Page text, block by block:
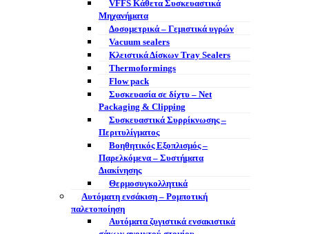
VFFS Κάθετα Συσκευαστικά
Μηχανήματα
Δοσομετρικά – Γεμιστικά υγρών
Vacuum sealers
Κλειστικά Δίσκων Tray Sealers
Thermoformings
Flow pack
Συσκευασία σε δίχτυ – Net
Packaging & Clipping
Συσκευαστικά Συρρίκνωσης –
Περιτυλίγματος
Βοηθητικός Εξοπλισμός –
Παρελκόμενα – Συστήματα
Διακίνησης
Θερμοσυγκολλητικά
Αυτόματη ενσάκιση – Ρομποτική
παλετοποίηση
Αυτόματα ζυγιστικά ενσακιστικά